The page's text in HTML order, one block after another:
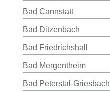
Bad Cannstatt
Bad Ditzenbach
Bad Friedrichshall
Bad Mergentheim
Bad Peterstal-Griesbach